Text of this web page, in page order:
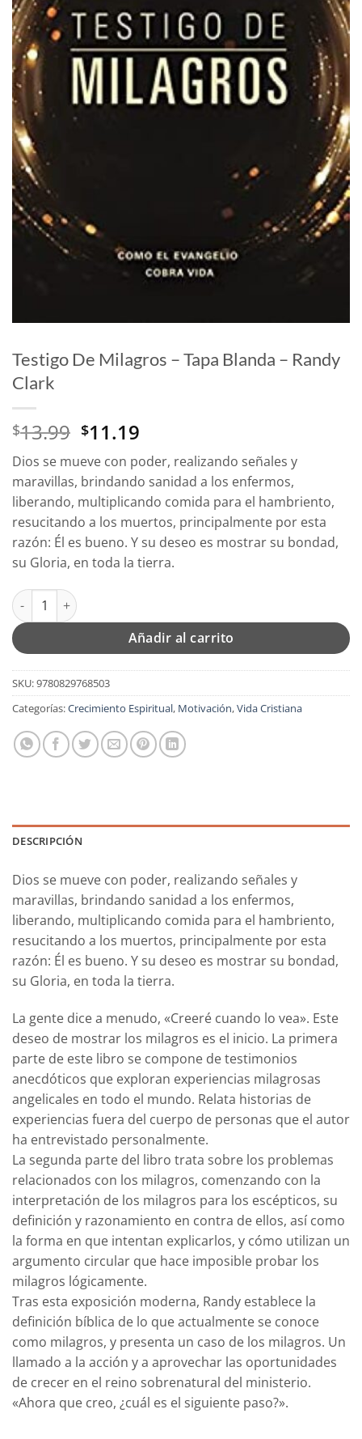
Testigo De Milagros – Tapa Blanda – Randy
Clark
$13.99 El
original
era:
$13.99.
$11.19
precio
actual
es:
$11.19.
Dios se mueve con poder, realizando señales y
maravillas, brindando sanidad a los enfermos,
liberando, multiplicando comida para el hambriento,
resucitando a los muertos, principalmente por esta
razón: Él es bueno. Y su deseo es mostrar su bondad,
su Gloria, en toda la tierra.
Testigo De Milagros - Tapa Blanda - Randy Clark cantidad
Añadir al carrito
SKU:9780829768503
Categorías:Crecimiento Espiritual, Motivación,Vida Cristiana
DESCRIPCIÓN
Dios se mueve con poder, realizando señales y
maravillas, brindando sanidad a los enfermos,
liberando, multiplicando comida para el hambriento,
resucitando a los muertos, principalmente por esta
razón: Él es bueno. Y su deseo es mostrar su bondad,
su Gloria, en toda la tierra.
La gente dice a menudo, «Creeré cuando lo vea». Este
deseo de mostrar los milagros es el inicio. La primera
parte de este libro se compone de testimonios
anecdóticos que exploran experiencias milagrosas
angelicales en todo el mundo. Relata historias de
experiencias fuera del cuerpo de personas que el autor
ha entrevistado personalmente.
La segunda parte del libro trata sobre los problemas
relacionados con los milagros, comenzando con la
interpretación de los milagros para los escépticos, su
definición y razonamiento en contra de ellos, así como
la forma en que intentan explicarlos, y cómo utilizan un
argumento circular que hace imposible probar los
milagros lógicamente.
Tras esta exposición moderna, Randy establece la
definición bíblica de lo que actualmente se conoce
como milagros, y presenta un caso de los milagros. Un
llamado a la acción y a aprovechar las oportunidades
de crecer en el reino sobrenatural del ministerio.
«Ahora que creo, ¿cuál es el siguiente paso?».